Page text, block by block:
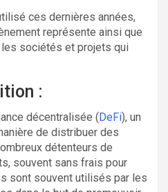
ces dernières années,
représente ainsi que
sociétés et projets qui
:
décentralisée ( DeFi), un
de distribuer des
détenteurs de
souvent sans frais pour
sont souvent utilisés par les